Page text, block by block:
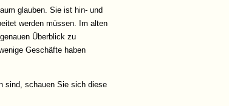
glauben. Sie ist hin- und
werden müssen. Im alten
Überblick zu
Geschäfte haben
sind, schauen Sie sich diese